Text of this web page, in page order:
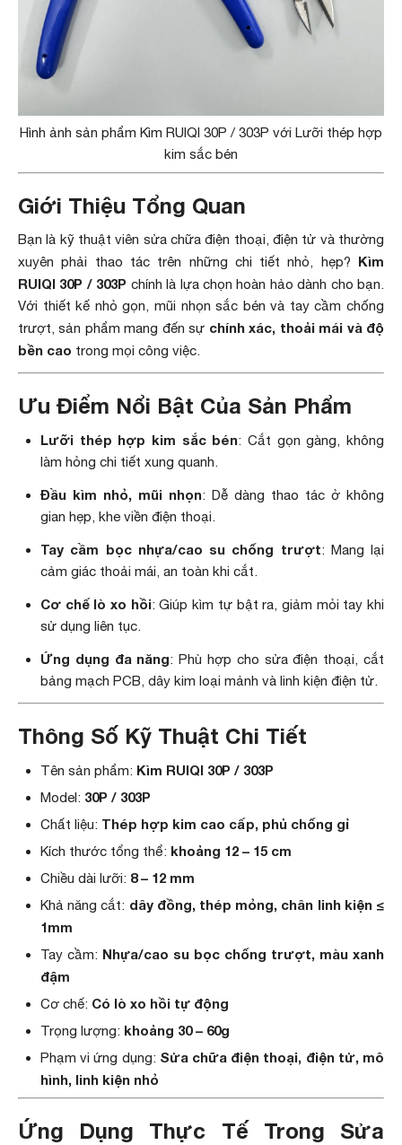
Hình ảnh sản phẩm Kìm RUIQI 30P / 303P với Lưỡi thép hợp
kim sắc bén
Giới Thiệu Tổng Quan
Bạn là kỹ thuật viên sửa chữa điện thoại, điện tử và thường
xuyên phải thao tác trên những chi tiết nhỏ, hẹp? Kìm
RUIQI 30P / 303P chính là lựa chọn hoàn hảo dành cho bạn.
Với thiết kế nhỏ gọn, mũi nhọn sắc bén và tay cầm chống
trượt, sản phẩm mang đến sự chính xác, thoải mái và độ
bền cao trong mọi công việc.
Ưu Điểm Nổi Bật Của Sản Phẩm
Lưỡi thép hợp kim sắc bén: Cắt gọn gàng, không
làm hỏng chi tiết xung quanh.
Đầu kìm nhỏ, mũi nhọn: Dễ dàng thao tác ở không
gian hẹp, khe viền điện thoại.
Tay cầm bọc nhựa/cao su chống trượt: Mang lại
cảm giác thoải mái, an toàn khi cắt.
Cơ chế lò xo hồi: Giúp kìm tự bật ra, giảm mỏi tay khi
sử dụng liên tục.
Ứng dụng đa năng: Phù hợp cho sửa điện thoại, cắt
bảng mạch PCB, dây kim loại mảnh và linh kiện điện tử.
Thông Số Kỹ Thuật Chi Tiết
Tên sản phẩm: Kìm RUIQI 30P / 303P
Model: 30P / 303P
Chất liệu: Thép hợp kim cao cấp, phủ chống gỉ
Kích thước tổng thể: khoảng 12 – 15 cm
Chiều dài lưỡi: 8 – 12 mm
Khả năng cắt: dây đồng, thép mỏng, chân linh kiện ≤
1mm
Tay cầm: Nhựa/cao su bọc chống trượt, màu xanh
đậm
Cơ chế: Có lò xo hồi tự động
Trọng lượng: khoảng 30 – 60g
Phạm vi ứng dụng: Sửa chữa điện thoại, điện tử, mô
hình, linh kiện nhỏ
Ứng Dụng Thực Tế Trong Sửa